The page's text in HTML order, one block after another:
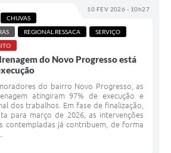
10 FEV 2026 - 10h27
CHUVAS
REGIONAL RESSACA
SERVIÇO
do Novo Progresso está
do bairro Novo Progresso, as
atingiram 97% de execução e
dos trabalhos. Em fase de finalização,
para março de 2026, as intervenções
contempladas já contribuem, de forma